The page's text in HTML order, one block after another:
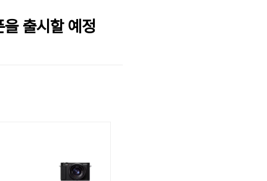
출시할 예정